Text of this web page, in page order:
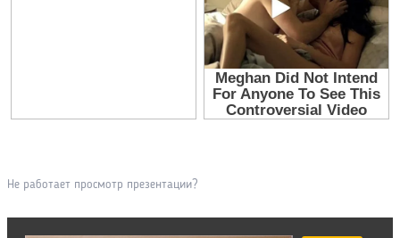
Не работает просмотр презентации?